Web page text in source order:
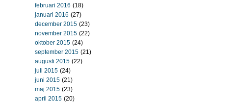
februari 2016 (18)
januari 2016 (27)
december 2015 (23)
november 2015 (22)
oktober 2015 (24)
september 2015 (21)
augusti 2015 (22)
juli 2015 (24)
juni 2015 (21)
maj 2015 (23)
april 2015 (20)